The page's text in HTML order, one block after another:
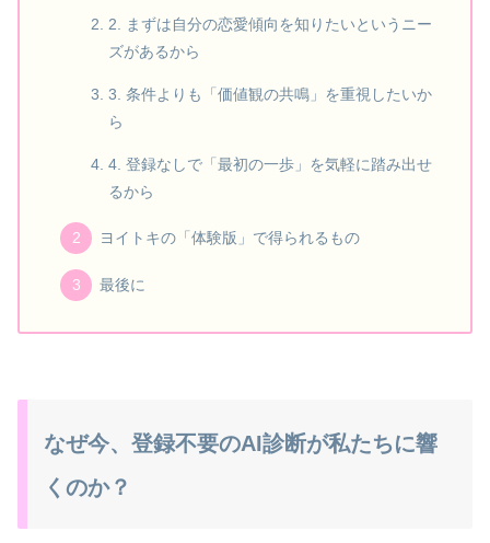
2. まずは自分の恋愛傾向を知りたいというニー
ズがあるから
3. 条件よりも「価値観の共鳴」を重視したいか
ら
4. 登録なしで「最初の一歩」を気軽に踏み出せ
るから
ヨイトキの「体験版」で得られるもの
最後に
なぜ今、登録不要のAI診断が私たちに響
くのか？